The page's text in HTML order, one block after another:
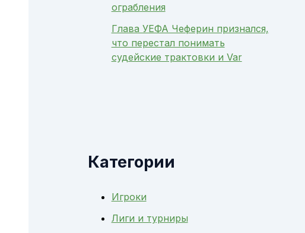
ограбления
Глава УЕФА Чеферин признался,
что перестал понимать
судейские трактовки и Var
Категории
Игроки
Лиги и турниры